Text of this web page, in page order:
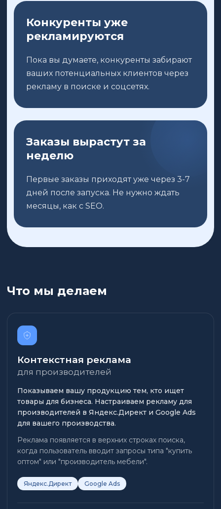
Конкуренты уже
рекламируются
Пока вы думаете, конкуренты забирают
ваших потенциальных клиентов через
рекламу в поиске и соцсетях.
Заказы вырастут за
неделю
Первые заказы приходят уже через 3-7
дней после запуска. Не нужно ждать
месяцы, как с SEO.
Что мы делаем
Контекстная реклама
для производителей
Показываем вашу продукцию тем, кто ищет
товары для бизнеса. Настраиваем рекламу для
производителей в Яндекс.Директ и Google Ads
для вашего производства.
Реклама появляется в верхних строках поиска,
когда пользователь вводит запросы типа "купить
оптом" или "производитель мебели".
Яндекс.Директ Google Ads